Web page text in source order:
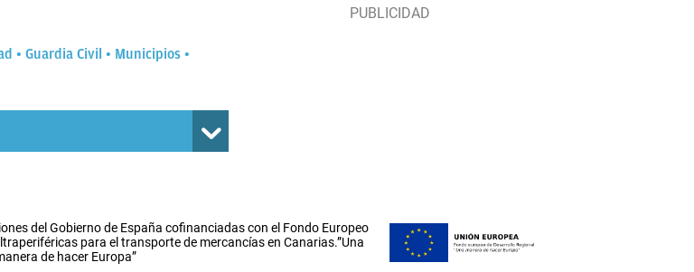
Guardia Civil
Municipios
del Gobierno de España cofinanciadas con el Fondo Europeo
para el transporte de mercancías en Canarias.”Una
de hacer Europa”